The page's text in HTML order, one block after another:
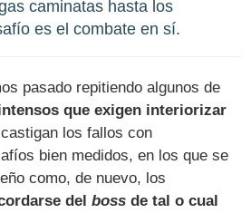
caminatas hasta los
es el combate en sí.
pasado repitiendo algunos de
que exigen interiorizar
los fallos con
bien medidos, en los que se
como, de nuevo, los
delboss de tal o cual